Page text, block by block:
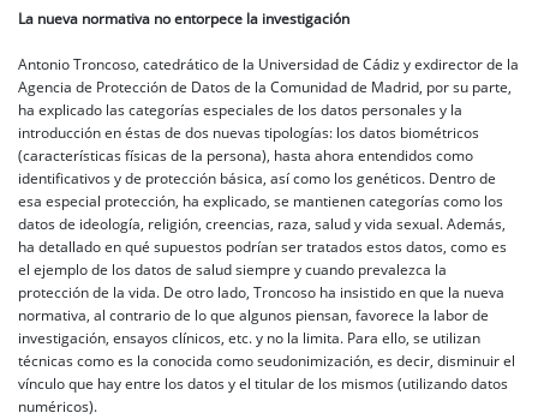
La nueva normativa no entorpece la investigación
Antonio Troncoso, catedrático de la Universidad de Cádiz y exdirector de la
Agencia de Protección de Datos de la Comunidad de Madrid, por su parte,
ha explicado las categorías especiales de los datos personales y la
introducción en éstas de dos nuevas tipologías: los datos biométricos
(características físicas de la persona), hasta ahora entendidos como
identificativos y de protección básica, así como los genéticos. Dentro de
esa especial protección, ha explicado, se mantienen categorías como los
datos de ideología, religión, creencias, raza, salud y vida sexual. Además,
ha detallado en qué supuestos podrían ser tratados estos datos, como es
el ejemplo de los datos de salud siempre y cuando prevalezca la
protección de la vida. De otro lado, Troncoso ha insistido en que la nueva
normativa, al contrario de lo que algunos piensan, favorece la labor de
investigación, ensayos clínicos, etc. y no la limita. Para ello, se utilizan
técnicas como es la conocida como seudonimización, es decir, disminuir el
vínculo que hay entre los datos y el titular de los mismos (utilizando datos
numéricos).